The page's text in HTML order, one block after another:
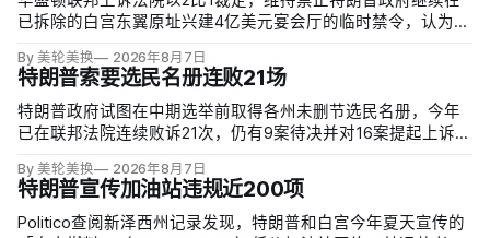
已拆除的白宫东翼原址兴建4亿美元宴会厅的临时禁令，认为该
保护信托去年起诉称，政府未获国会许可便拆除东翼并开建约9
万平方英尺项目。
By 美轮美换 2026年8月7日
特朗普索要选民名册连败21场
特朗普政府试图在中期选举前取得各州未删节选民名册，今年
已在联邦法院连续败诉21次，仍有9案待决并对16案提起上诉。
料的州；不同党派总统任命的法官一致指出，宪法把联邦选举
的主要管理责任交给各州，现行联邦法律也未要求提交这些记
录。
By 美轮美换 2026年8月7日
特朗普宣传加油站违规近200项
Politico查阅新泽西州记录发现，特朗普和白宫今年夏天宣传的